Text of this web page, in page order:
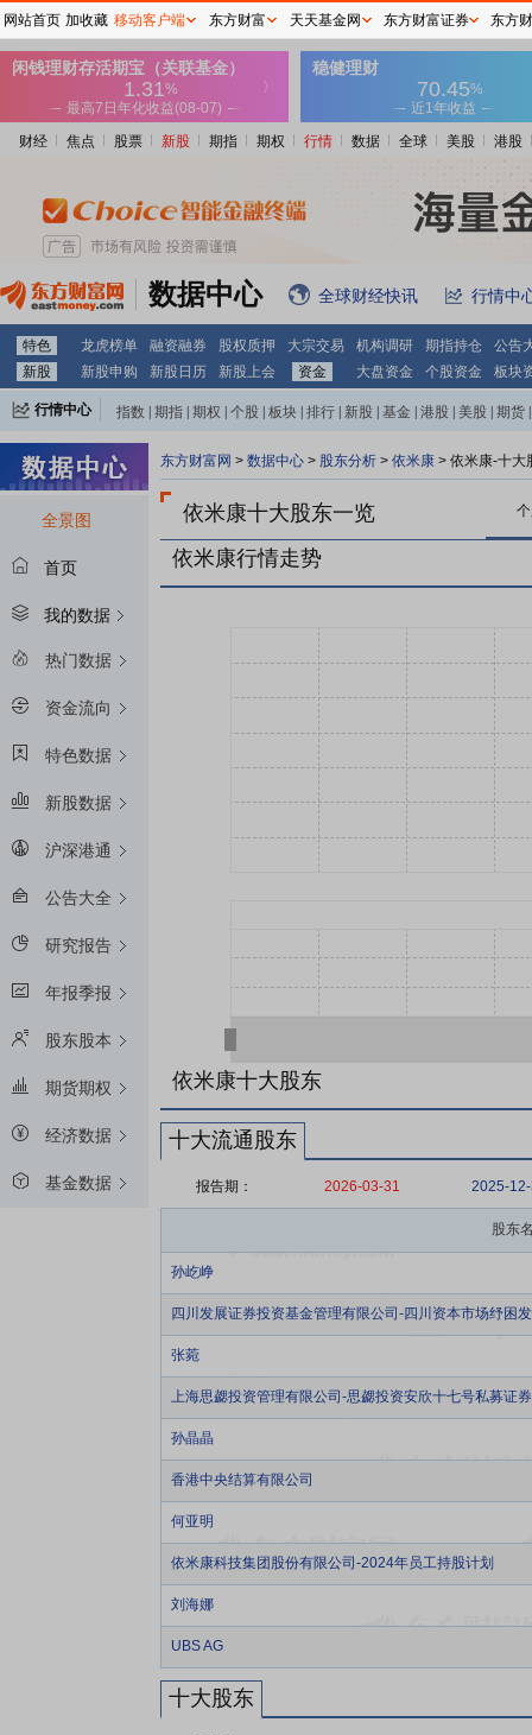
财经 焦点 股票 新股 期指 期权 行情 数据 全球 美股 港股
数据中心 全球财经快讯 行情中
特色 龙虎榜单 融资融券 股权质押 大宗交易 机构调研 期指持仓
公告
新股
新股申购 新股日历 新股上会 资金 大盘资金 个股资金 板块
行情中心 指数 期指 期权 个股 板块 排行 新股 基金 港股 美股 期货
全景图
首页
我的数据
热门数据
资金流向
特色数据
新股数据
沪深港通
公告大全
研究报告
年报季报
股东股本
期货期权
经济数据
基金数据
东方财富网 > 数据中心 > 股东分析 > 依米康 > 依米康-十大
依米康十大股东一览
依米康行情走势
依米康十大股东
十大流通股东
报告期： 2026-03-31 2025-
股东
孙屹峥
四川发展证券投资基金管理有限公司-四川资本市场纾困
张菀
上海思勰投资管理有限公司-思勰投资安欣十七号私募证
孙晶晶
香港中央结算有限公司
何亚明
依米康科技集团股份有限公司-2024年员工持股计划
刘海娜
UBS AG
十大股东
网站首页 加收藏 移动客户端 东方财富 天天基金网 东方财富证券 东方